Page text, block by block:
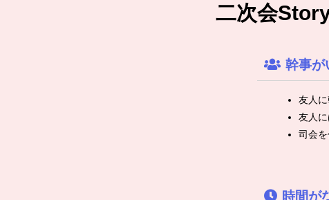
二次会
幹事が
友人
友人
司会を
時間が